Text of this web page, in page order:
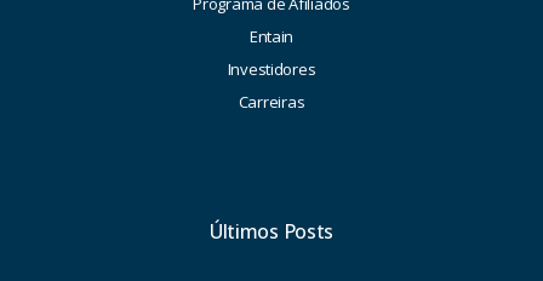
Entain
Investidores
Carreiras
Últimos Posts